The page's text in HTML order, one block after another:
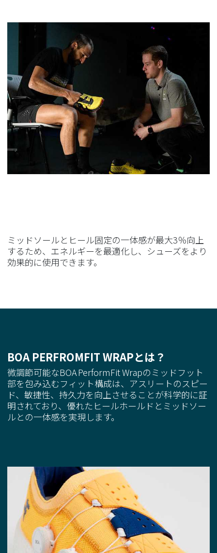
ミッドソールとヒール固定の一体感が最大3％向上
するため、エネルギーを最適化し、シューズをより
効果的に使用できます。
BOA PERFROMFIT WRAPとは？
微調節可能なBOA PerformFit Wrapのミッドフット
部を包み込むフィット構成は、アスリートのスピー
ド、敏捷性、持久力を向上させることが科学的に証
明されており、優れたヒールホールドとミッドソー
ルとの一体感を実現します。